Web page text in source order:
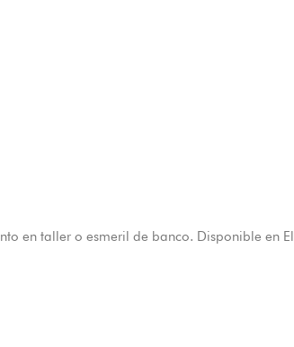
en taller o esmeril de banco. Disponible en El